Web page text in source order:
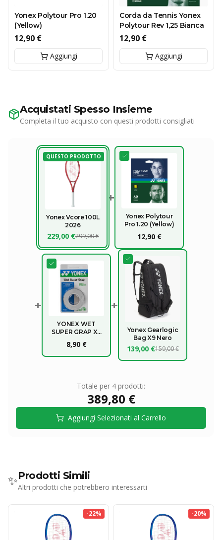
Yonex Polytour Pro 1.20
(Yellow)
12,90 €
Aggiungi
Corda da Tennis Yonex
Polytour Rev 1,25 Bianca
12,90 €
Aggiungi
Acquistati Spesso Insieme
Completa il tuo acquisto con questi prodotti consigliati
QUESTO PRODOTTO
Yonex Vcore 100L
2026
229,00 €299,00 €
+
Yonex Polytour
Pro 1.20 (Yellow)
12,90 €
+
YONEX WET
SUPER GRAP X3
8,90 €
+
Yonex Gearlogic
Bag X9 Nero
139,00 €159,00 €
Totale per 4 prodotti:
389,80 €
Aggiungi Selezionati al Carrello
✨Prodotti Simili
Altri prodotti che potrebbero interessarti
-22% -20%